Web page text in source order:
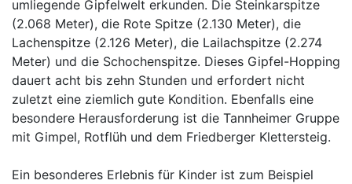
umliegende Gipfelwelt erkunden. Die Steinkarspitze
(2.068 Meter), die Rote Spitze (2.130 Meter), die
Lachenspitze (2.126 Meter), die Lailachspitze (2.274
Meter) und die Schochenspitze. Dieses Gipfel-Hopping
dauert acht bis zehn Stunden und erfordert nicht
zuletzt eine ziemlich gute Kondition. Ebenfalls eine
besondere Herausforderung ist die Tannheimer Gruppe
mit Gimpel, Rotflüh und dem Friedberger Klettersteig.
Ein besonderes Erlebnis für Kinder ist zum Beispiel